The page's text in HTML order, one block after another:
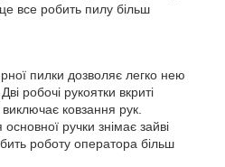
все робить пилу більш
пилки дозволяє легко нею
робочі рукоятки вкриті
ковзання рук.
ручки знімає зайві
роботу оператора більш